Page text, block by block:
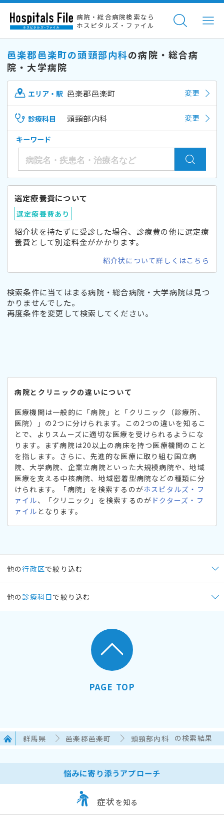
病院・総合病院検索なら
ホスピタルズ・ファイル
邑楽郡邑楽町の頭頸部内科の病院・総合病
院・大学病院
エリア・駅 邑楽郡邑楽町 変更
診療科目 頭頸部内科 変更
キーワード
選定療養費について
選定療養費あり
紹介状を持たずに受診した場合、診療費の他に選定療
養費として別途料金がかかります。
紹介状について詳しくはこちら
検索条件に当てはまる病院・総合病院・大学病院は見つ
かりませんでした。
再度条件を変更して検索してください。
病院とクリニックの違いについて
医療機関は一般的に「病院」と「クリニック（診療所、
医院）」の2つに分けられます。この2つの違いを知るこ
とで、よりスムーズに適切な医療を受けられるようにな
ります。まず病院は20以上の病床を持つ医療機関のこと
を指します。さらに、先進的な医療に取り組む国立病
院、大学病院、企業立病院といった大規模病院や、地域
医療を支える中核病院、地域密着型病院などの種類に分
けられます。「病院」を検索するのがホスピタルズ・フ
ァイル、「クリニック」を検索するのが ドクターズ・フ
ァイル となります。
他の行政区で絞り込む
他の 診療科目で絞り込む
PAGE TOP
群馬県 邑楽郡邑楽町 頭頸部内科 の検索結果
悩みに寄り添うアプローチ
症状 を知る